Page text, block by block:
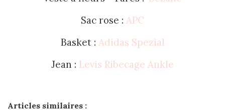
Sac rose : APC
Basket : Adidas Spezial
Jean : Levis Ribecage Ankle
Articles similaires :